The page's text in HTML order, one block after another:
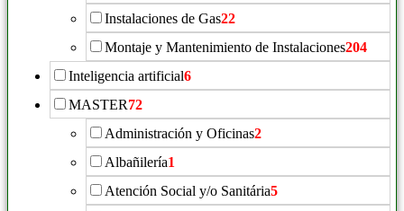
Instalaciones de Gas22
Montaje y Mantenimiento de Instalaciones204
Inteligencia artificial6
MASTER72
Administración y Oficinas2
Albañilería1
Atención Social y/o Sanitária5